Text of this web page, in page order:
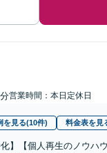
営業時間：本日定休日
を見る(10件) 料金表を見
】【個人再生のノウ